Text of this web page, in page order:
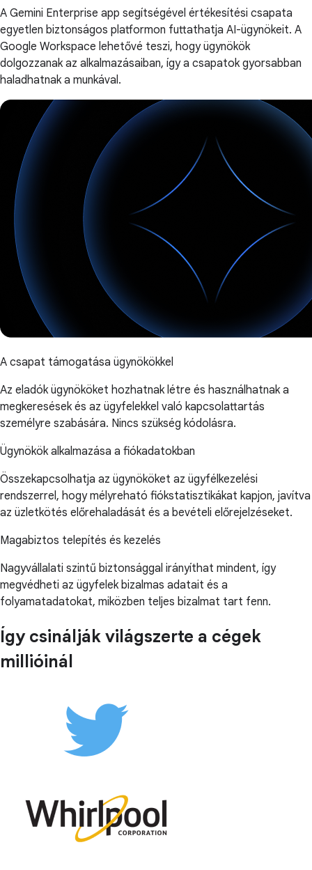
A Gemini Enterprise app segítségével értékesítési csapata
egyetlen biztonságos platformon futtathatja AI-ügynökeit. A
Google Workspace lehetővé teszi, hogy ügynökök
dolgozzanak az alkalmazásaiban, így a csapatok gyorsabban
haladhatnak a munkával.
A csapat támogatása ügynökökkel
Az eladók ügynököket hozhatnak létre és használhatnak a
megkeresések és az ügyfelekkel való kapcsolattartás
személyre szabására. Nincs szükség kódolásra.
Ügynökök alkalmazása a fiókadatokban
Összekapcsolhatja az ügynököket az ügyfélkezelési
rendszerrel, hogy mélyreható fiókstatisztikákat kapjon, javítva
az üzletkötés előrehaladását és a bevételi előrejelzéseket.
Magabiztos telepítés és kezelés
Nagyvállalati szintű biztonsággal irányíthat mindent, így
megvédheti az ügyfelek bizalmas adatait és a
folyamatadatokat, miközben teljes bizalmat tart fenn.
Így csinálják világszerte a cégek
millióinál